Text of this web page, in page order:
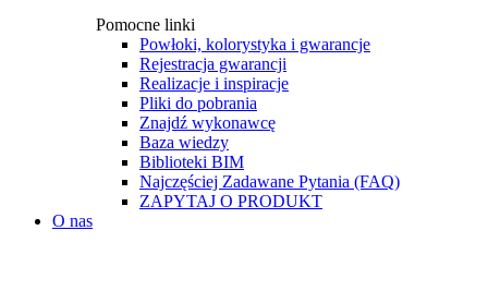
Pomocne linki
Powłoki, kolorystyka i gwarancje
Rejestracja gwarancji
Realizacje i inspiracje
Pliki do pobrania
Znajdź wykonawcę
Baza wiedzy
Biblioteki BIM
Najczęściej Zadawane Pytania (FAQ)
ZAPYTAJ O PRODUKT
O nas